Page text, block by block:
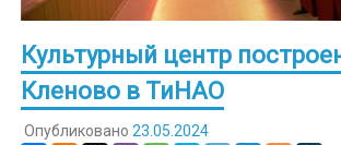
Культурный центр
Кленово в ТиНАО
Опубликовано 23.05.2024